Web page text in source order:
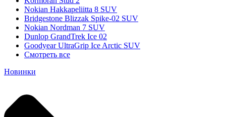
Nokian Hakkapeliitta 8 SUV
Bridgestone Blizzak Spike-02 SUV
Nokian Nordman 7 SUV
Dunlop GrandTrek Ice 02
Goodyear UltraGrip Ice Arctic SUV
Смотреть все
Новинки